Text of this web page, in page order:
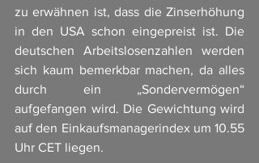
zu erwähnen ist, dass die Zinserhöhung
in den USA schon eingepreist ist. Die
deutschen Arbeitslosenzahlen werden
sich kaum bemerkbar machen, da alles
durch ein „Sondervermögen“
aufgefangen wird. Die Gewichtung wird
auf den Einkaufsmanagerindex um 10.55
Uhr CET liegen.